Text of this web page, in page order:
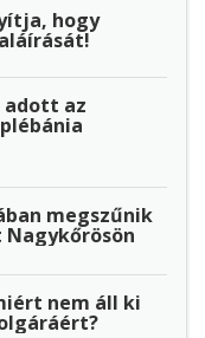
hogy
adott az
megszűnik
nem áll ki